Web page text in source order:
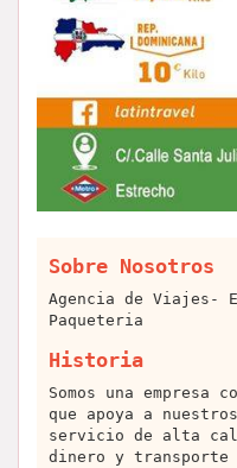
Sobre Nosotros
Agencia de Viajes-
Paqueteria
Historia
Somos una empresa
que apoya a
servicio de alta
dinero y